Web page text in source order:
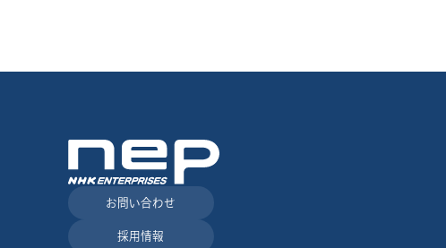
お問い合わせ
採用情報